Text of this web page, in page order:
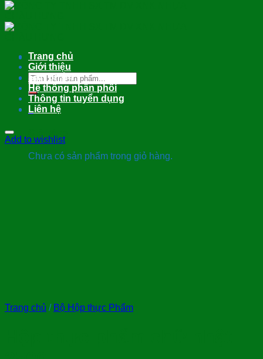
Tìm
kiếm:
0
Chưa có sản phẩm trong giỏ hàng.
Trang chủ
Giới thiệu
Sản phẩm
Hệ thống phân phối
Thông tin tuyển dụng
Liên hệ
Add to wishlist
Trang chủ / Bộ Hộp thực Phẩm